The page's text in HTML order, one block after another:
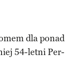
dla ponad
54-letni Per-